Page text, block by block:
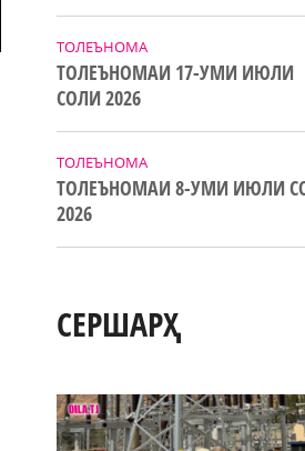
ТОЛЕЪНОМА
ТОЛЕЪНОМАИ 17-УМИ ИЮЛИ
СОЛИ 2026
ТОЛЕЪНОМА
ТОЛЕЪНОМАИ 8-УМИ ИЮЛИ
2026
СЕРШАРҲ